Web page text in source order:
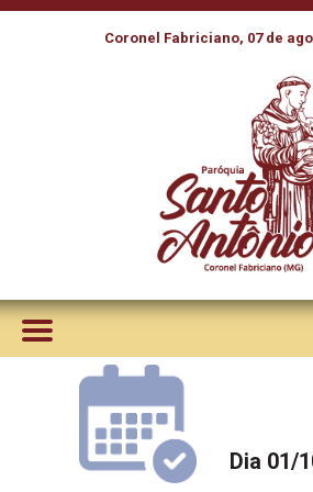
Coronel Fabriciano, 07 de
Dia 01/